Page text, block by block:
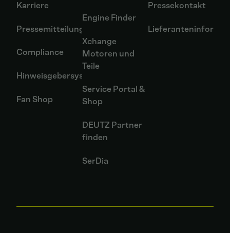
Karriere
Pressemitteilungen
Compliance
Hinweisgebersystem
Fan Shop
Engine Finder
Xchange
Motoren und
Teile
Service Portal &
Shop
DEUTZ Partner
finden
SerDia
Pressekontakt